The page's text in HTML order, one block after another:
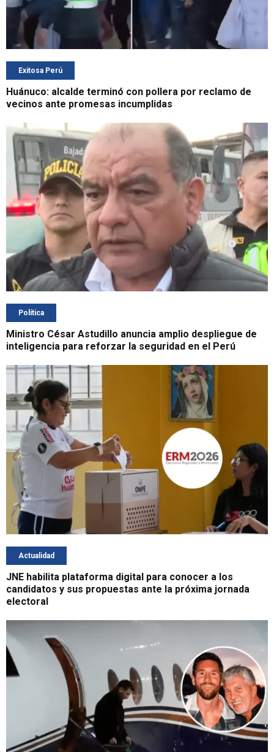
Exitosa Perú
Huánuco: alcalde terminó con pollera por reclamo de
vecinos ante promesas incumplidas
Política
Ministro César Astudillo anuncia amplio despliegue de
inteligencia para reforzar la seguridad en el Perú
Actualidad
JNE habilita plataforma digital para conocer a los
candidatos y sus propuestas ante la próxima jornada
electoral